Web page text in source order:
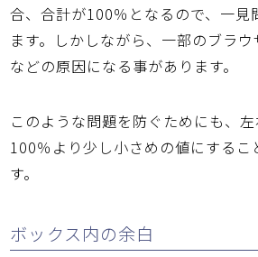
合、合計が100％となるので、一見
ます。しかしながら、一部のブラ
などの原因になる事があります。
このような問題を防ぐためにも、
100％より少し小さめの値にするこ
す。
ボックス内の余白